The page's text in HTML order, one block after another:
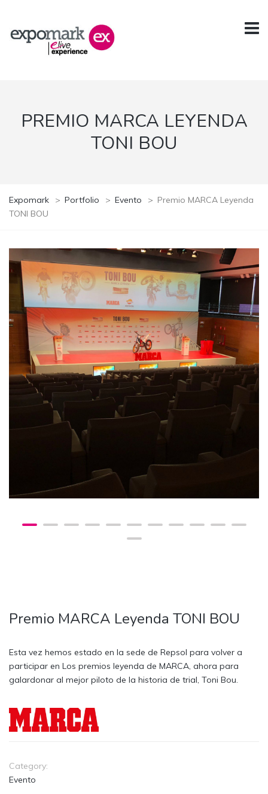
PREMIO MARCA LEYENDA
TONI BOU
Expomark > Portfolio > Evento > Premio MARCA Leyenda
TONI BOU
Premio MARCA Leyenda TONI BOU
Esta vez hemos estado en la sede de Repsol para volver a
participar en Los premios leyenda de MARCA, ahora para
galardonar al mejor piloto de la historia de trial, Toni Bou.
Category:
Evento